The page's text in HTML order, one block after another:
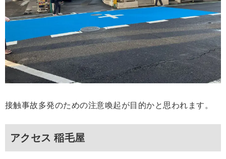
接触事故多発のための注意喚起が目的かと思われます。
アクセス 稲毛屋